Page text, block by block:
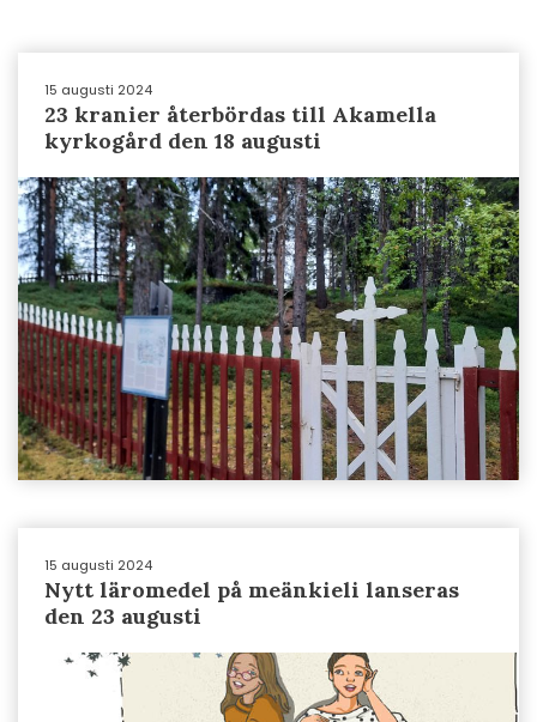
15 augusti 2024
23 kranier återbördas till Akamella
kyrkogård den 18 augusti
15 augusti 2024
Nytt läromedel på meänkieli lanseras
den 23 augusti